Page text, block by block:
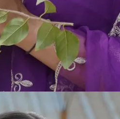
परत स्वीकार करील